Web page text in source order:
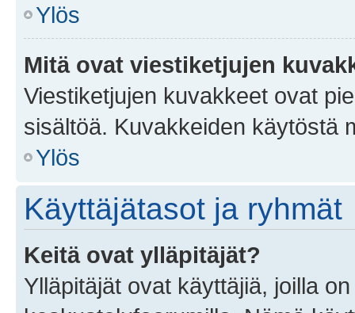
Ylös
Mitä ovat viestiketjujen
Viestiketjujen kuvakkeet ovat
sisältöä. Kuvakkeiden käytöstä
Ylös
Käyttäjätasot ja ryhmät
Keitä ovat ylläpitäjät?
Ylläpitäjät ovat käyttäjiä, joilla